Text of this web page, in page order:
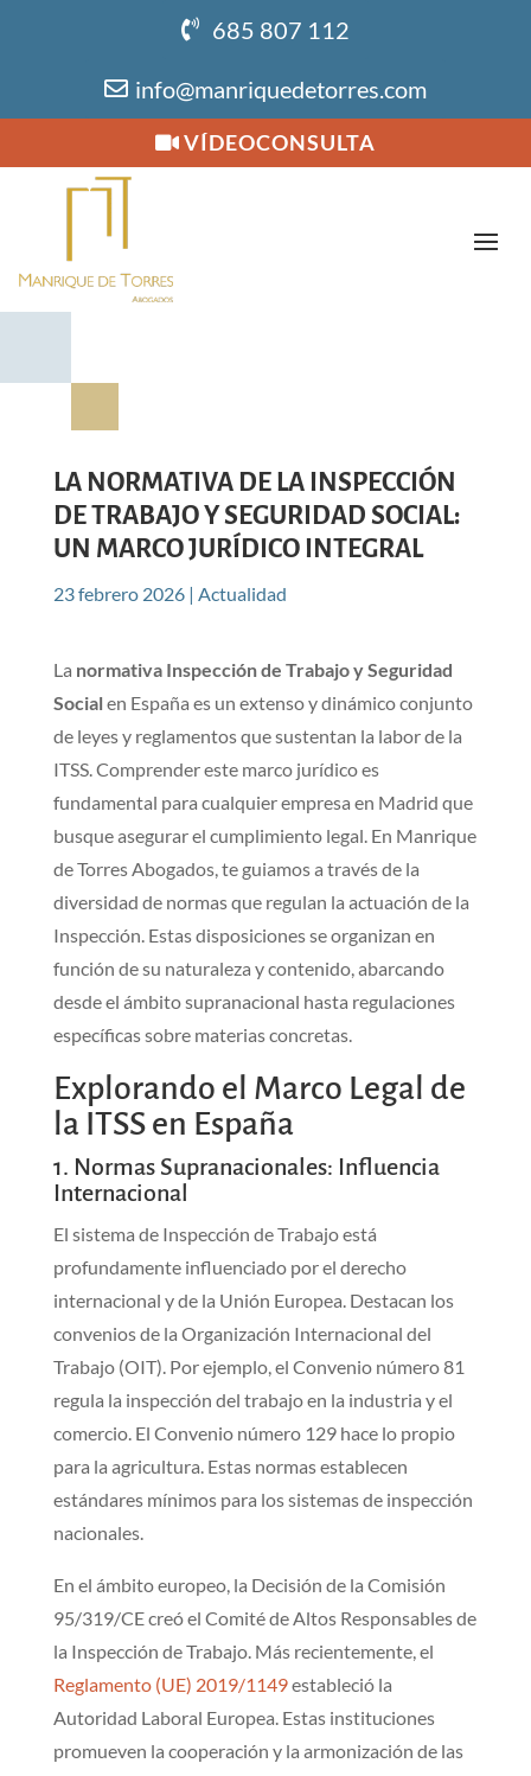
685 807 112
info@manriquedetorres.com
VÍDEOCONSULTA
LA NORMATIVA DE LA INSPECCIÓN
DE TRABAJO Y SEGURIDAD SOCIAL:
UN MARCO JURÍDICO INTEGRAL
23 febrero 2026| Actualidad
La normativa Inspección de Trabajo y Seguridad
Socialen España es un extenso y dinámico conjunto
de leyes y reglamentos que sustentan la labor de la
ITSS. Comprender este marco jurídico es
fundamental para cualquier empresa en Madrid que
busque asegurar el cumplimiento legal. En Manrique
de Torres Abogados, te guiamos a través de la
diversidad de normas que regulan la actuación de la
Inspección. Estas disposiciones se organizan en
función de su naturaleza y contenido, abarcando
desde el ámbito supranacional hasta regulaciones
específicas sobre materias concretas.
Explorando el Marco Legal de
la ITSS en España
1. Normas Supranacionales: Influencia
Internacional
El sistema de Inspección de Trabajo está
profundamente influenciado por el derecho
internacional y de la Unión Europea. Destacan los
convenios de la Organización Internacional del
Trabajo (OIT). Por ejemplo, el Convenio número 81
regula la inspección del trabajo en la industria y el
comercio. El Convenio número 129 hace lo propio
para la agricultura. Estas normas establecen
estándares mínimos para los sistemas de inspección
nacionales.
En el ámbito europeo, la Decisión de la Comisión
95/319/CE creó el Comité de Altos Responsables de
la Inspección de Trabajo. Más recientemente, el
Reglamento (UE) 2019/1149estableció la
Autoridad Laboral Europea. Estas instituciones
promueven la cooperación y la armonización de las